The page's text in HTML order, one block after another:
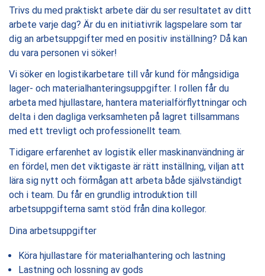
Trivs du med praktiskt arbete där du ser resultatet av ditt
arbete varje dag? Är du en initiativrik lagspelare som tar
dig an arbetsuppgifter med en positiv inställning? Då kan
du vara personen vi söker!
Vi söker en logistikarbetare till vår kund för mångsidiga
lager- och materialhanteringsuppgifter. I rollen får du
arbeta med hjullastare, hantera materialförflyttningar och
delta i den dagliga verksamheten på lagret tillsammans
med ett trevligt och professionellt team.
Tidigare erfarenhet av logistik eller maskinanvändning är
en fördel, men det viktigaste är rätt inställning, viljan att
lära sig nytt och förmågan att arbeta både självständigt
och i team. Du får en grundlig introduktion till
arbetsuppgifterna samt stöd från dina kollegor.
Dina arbetsuppgifter
Köra hjullastare för materialhantering och lastning
Lastning och lossning av gods